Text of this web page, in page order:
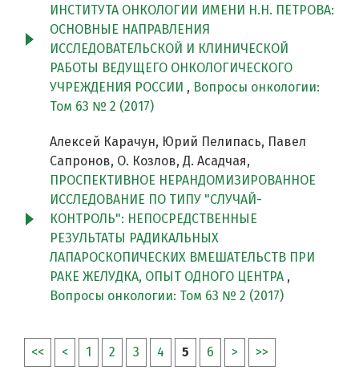
ИНСТИТУТА ОНКОЛОГИИ ИМЕНИ Н.Н. ПЕТРОВА:
ОСНОВНЫЕ НАПРАВЛЕНИЯ
ИССЛЕДОВАТЕЛЬСКОЙ И КЛИНИЧЕСКОЙ
РАБОТЫ ВЕДУЩЕГО ОНКОЛОГИЧЕСКОГО
УЧРЕЖДЕНИЯ РОССИИ , Вопросы онкологии:
Том 63 № 2 (2017)
Алексей Карачун, Юрий Пелипась, Павел
Сапронов, О. Козлов, Д. Асадчая,
ПРОСПЕКТИВНОЕ НЕРАНДОМИЗИРОВАННОЕ
ИССЛЕДОВАНИЕ ПО ТИПУ "СЛУЧАЙ-
КОНТРОЛЬ": НЕПОСРЕДСТВЕННЫЕ
РЕЗУЛЬТАТЫ РАДИКАЛЬНЫХ
ЛАПАРОСКОПИЧЕСКИХ ВМЕШАТЕЛЬСТВ ПРИ
РАКЕ ЖЕЛУДКА, ОПЫТ ОДНОГО ЦЕНТРА ,
Вопросы онкологии: Том 63 № 2 (2017)
<< < 1 2 3 4 5 6 > >>